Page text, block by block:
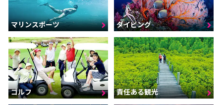
マリンスポーツ ダイビング
ゴルフ 責任ある観光